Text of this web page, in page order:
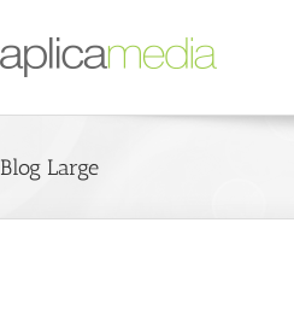
Blog Large